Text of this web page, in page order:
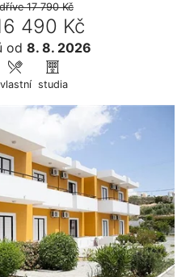
dříve17 790 Kč
490 Kč
od 8. 8. 2026
vlastní studia